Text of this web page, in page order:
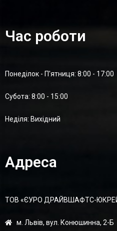
Шир.підш. 13мм, H-
Час роботи
Понеділок - П'ятниця: 8:00 - 17:00
Суботa: 8:00 - 15:00
Неділя: Вихідний
Адреса
ТОВ «ЄУРО ДРАЙВШАФТC-
м. Львів, вул. Конюшинна, 2-Б